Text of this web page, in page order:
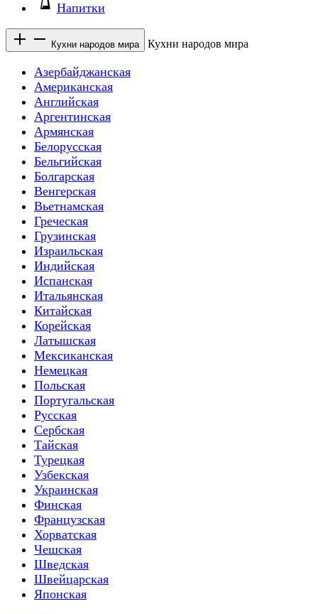
Напитки
Кухни народов мира Кухни народов мира
Азербайджанская
Американская
Английская
Аргентинская
Армянская
Белорусская
Бельгийская
Болгарская
Венгерская
Вьетнамская
Греческая
Грузинская
Израильская
Индийская
Испанская
Итальянская
Китайская
Корейская
Латышская
Мексиканская
Немецкая
Польская
Португальская
Русская
Сербская
Тайская
Турецкая
Узбекская
Украинская
Финская
Французская
Хорватская
Чешская
Шведская
Швейцарская
Японская